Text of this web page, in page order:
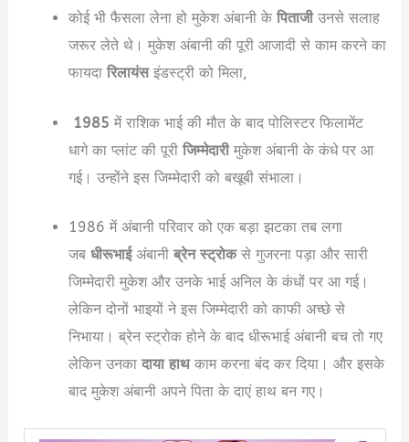
कोई भी फैसला लेना हो मुकेश अंबानी के पिताजीउनसे सलाह
जरूर लेते थे। मुकेश अंबानी की पूरी आजादी से काम करने का
फायदा रिलायंस इंडस्ट्री को मिला,
1985 में राशिक भाई की मौत के बाद पोलिस्टर फिलामेंट
धागे का प्लांट की पूरी जिम्मेदारीमुकेश अंबानी के कंधे पर आ
गई। उन्होंने इस जिम्मेदारी को बखूबी संभाला।
1986 में अंबानी परिवार को एक बड़ा झटका तब लगा
जब धीरूभाईअंबानी ब्रेन स्ट्रोकसे गुजरना पड़ा और सारी
जिम्मेदारी मुकेश और उनके भाई अनिल के कंधों पर आ गई।
लेकिन दोनों भाइयों ने इस जिम्मेदारी को काफी अच्छे से
निभाया। ब्रेन स्ट्रोक होने के बाद धीरूभाई अंबानी बच तो गए
लेकिन उनका दाया हाथ काम करना बंद कर दिया। और इसके
बाद मुकेश अंबानी अपने पिता के दाएं हाथ बन गए।